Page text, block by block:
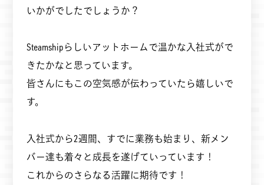
いかがでしたでしょうか？
Steamshipらしいアットホームで温かな入社式がで
きたかなと思っています。
皆さんにもこの空気感が伝わっていたら嬉しいで
す。
入社式から2週間、すでに業務も始まり、新メン
バー達も着々と成長を遂げていっています！
これからのさらなる活躍に期待です！